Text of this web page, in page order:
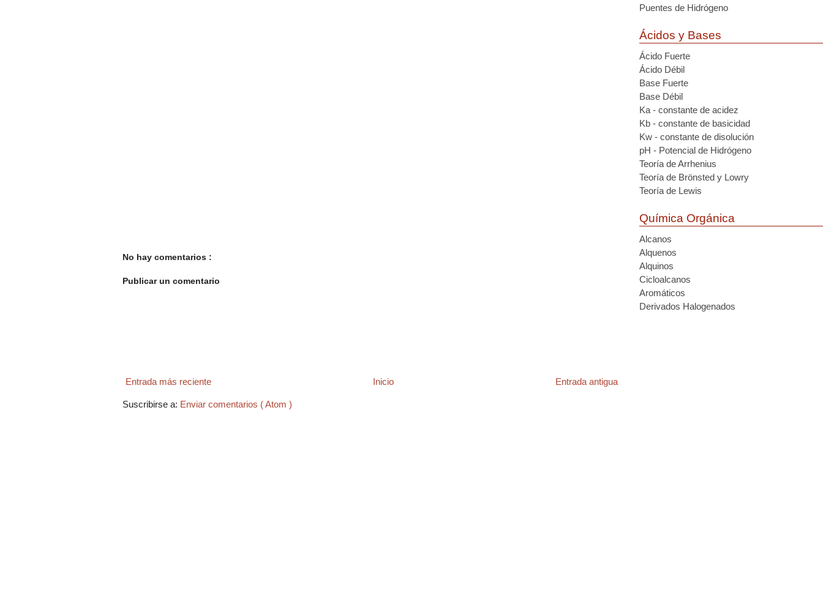
No hay comentarios :
Publicar un comentario
Entrada más reciente Entrada antigua
Inicio
Suscribirse a: Enviar comentarios ( Atom )
Puentes de Hidrógeno
Ácidos y Bases
Ácido Fuerte
Ácido Débil
Base Fuerte
Base Débil
Ka - constante de acidez
Kb - constante de basicidad
Kw - constante de disolución
pH - Potencial de Hidrógeno
Teoría de Arrhenius
Teoría de Brönsted y Lowry
Teoría de Lewis
Química Orgánica
Alcanos
Alquenos
Alquinos
Cicloalcanos
Aromáticos
Derivados Halogenados